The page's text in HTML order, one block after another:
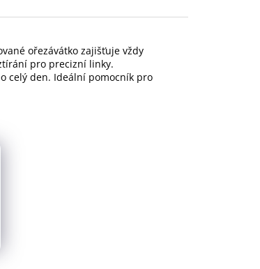
ořezávátko zajišťuje vždy
pro precizní linky.
celý den. Ideální pomocník pro